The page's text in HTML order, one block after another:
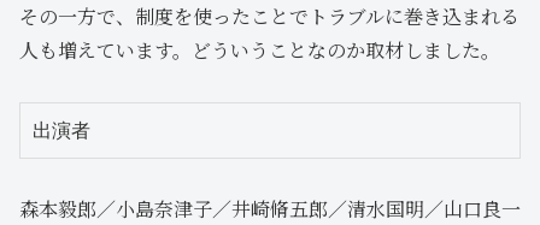
その一方で、制度を使ったことでトラブルに巻き込まれる
人も増えています。どういうことなのか取材しました。
出演者
森本毅郎／小島奈津子／井崎脩五郎／清水国明／山口良一